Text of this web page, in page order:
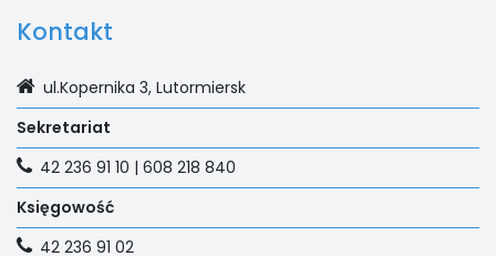
Kontakt
ul.Kopernika 3, Lutormiersk
Sekretariat
42 236 91 10 | 608 218 840
Księgowość
42 236 91 02